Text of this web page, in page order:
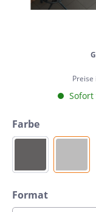
Preise
Sofort
Farbe
Format